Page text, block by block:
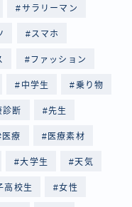
サラリーマン
スマホ
ファッション
中学生 乗り物
診断 先生
医療 医療素材
大学生 天気
高校生 女性